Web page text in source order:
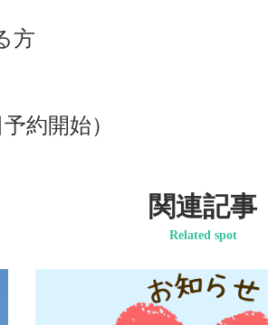
方
約開始）
関連記事
Related spot